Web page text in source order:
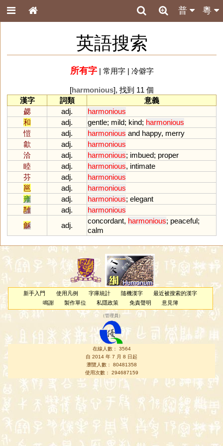
粵
普
英語搜索
所有字| 常用字| 冷僻字
[harmonious], 找到 11 個
漢字
詞類
意義
勰
adj.
harmonious
和
adj. gentle; mild; kind; harmonious
愷
adj. harmonious and happy, merry
歙
adj.
harmonious
洽
adj. harmonious; imbued; proper
睦
adj. harmonious, intimate
芬
adj.
harmonious
邕
adj.
harmonious
雍
adj. harmonious; elegant
雝
adj.
harmonious
龢
adj.
concordant, harmonious; peaceful;
calm
新手入門 使用凡例 字庫統計 隨機漢字
最近被搜索的漢字
鳴謝
製作單位 私隱政策 免責聲明 意見簿
（管理員 ）
在線人數： 3564
自 2014 年 7 月 8 日起
瀏覽人數： 80481358
使用次數： 294687159